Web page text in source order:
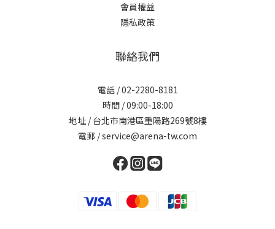
會員權益
隱私政策
聯絡我們
電話 / 02-2280-8181
時間 / 09:00-18:00
地址 / 台北市南港區重陽路269號8樓
電郵 / service@arena-tw.com